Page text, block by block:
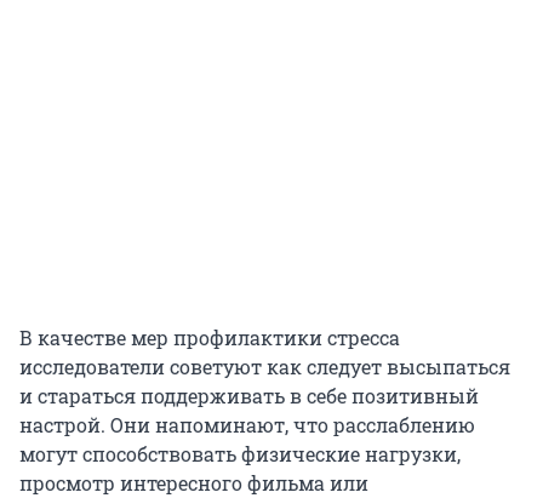
В качестве мер профилактики стресса
исследователи советуют как следует высыпаться
и стараться поддерживать в себе позитивный
настрой. Они напоминают, что расслаблению
могут способствовать физические нагрузки,
просмотр интересного фильма или